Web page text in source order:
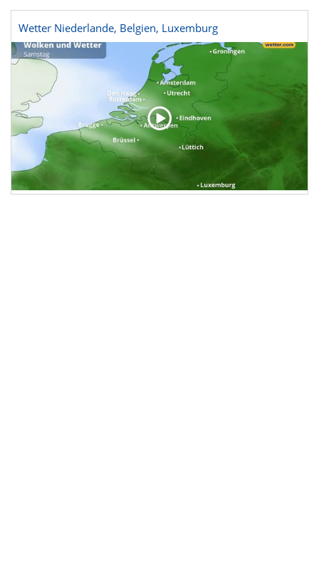
Wetter Niederlande, Belgien, Luxemburg